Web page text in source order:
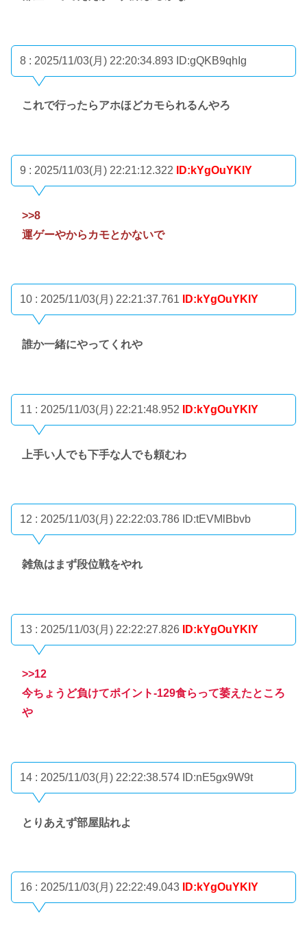
8 : 2025/11/03(月) 22:20:34.893 ID:gQKB9qhIg
これで行ったらアホほどカモられるんやろ
9 : 2025/11/03(月) 22:21:12.322 ID:kYgOuYKlY
>>8
運ゲーやからカモとかないで
10 : 2025/11/03(月) 22:21:37.761 ID:kYgOuYKlY
誰か一緒にやってくれや
11 : 2025/11/03(月) 22:21:48.952 ID:kYgOuYKlY
上手い人でも下手な人でも頼むわ
12 : 2025/11/03(月) 22:22:03.786 ID:tEVMlBbvb
雑魚はまず段位戦をやれ
13 : 2025/11/03(月) 22:22:27.826 ID:kYgOuYKlY
>>12
今ちょうど負けてポイント-129食らって萎えたところ
や
14 : 2025/11/03(月) 22:22:38.574 ID:nE5gx9W9t
とりあえず部屋貼れよ
16 : 2025/11/03(月) 22:22:49.043 ID:kYgOuYKlY